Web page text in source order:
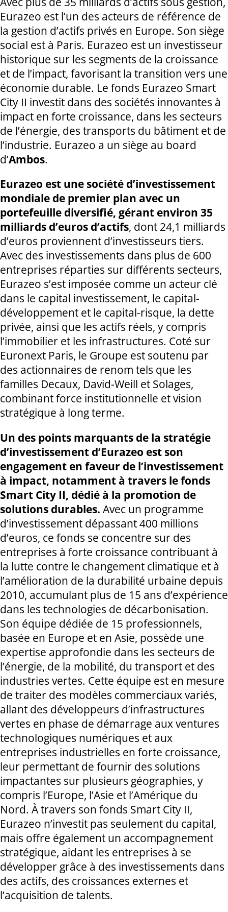
Eurazeo est l’un des acteurs de référence de
la gestion d’actifs privés en Europe. Son siège
social est à Paris. Eurazeo est un investisseur
historique sur les segments de la croissance
et de l’impact, favorisant la transition vers une
économie durable. Le fonds Eurazeo Smart
City II investit dans des sociétés innovantes à
impact en forte croissance, dans les secteurs
de l’énergie, des transports du bâtiment et de
l’industrie. Eurazeo a un siège au board
d’Ambos.
Eurazeo est une société d’investissement
mondiale de premier plan avec un
portefeuille diversifié, gérant environ 35
milliards d’euros d’actifs, dont 24,1 milliards
d’euros proviennent d’investisseurs tiers.
Avec des investissements dans plus de 600
entreprises réparties sur différents secteurs,
Eurazeo s’est imposée comme un acteur clé
dans le capital investissement, le capital-
développement et le capital-risque, la dette
privée, ainsi que les actifs réels, y compris
l’immobilier et les infrastructures. Coté sur
Euronext Paris, le Groupe est soutenu par
des actionnaires de renom tels que les
familles Decaux, David-Weill et Solages,
combinant force institutionnelle et vision
stratégique à long terme.
Un des points marquants de la stratégie
d’investissement d’Eurazeo est son
engagement en faveur de l’investissement
à impact, notamment à travers le fonds
Smart City II, dédié à la promotion de
solutions durables. Avec un programme
d’investissement dépassant 400 millions
d’euros, ce fonds se concentre sur des
entreprises à forte croissance contribuant à
la lutte contre le changement climatique et à
l’amélioration de la durabilité urbaine depuis
2010, accumulant plus de 15 ans d’expérience
dans les technologies de décarbonisation.
Son équipe dédiée de 15 professionnels,
basée en Europe et en Asie, possède une
expertise approfondie dans les secteurs de
l’énergie, de la mobilité, du transport et des
industries vertes. Cette équipe est en mesure
de traiter des modèles commerciaux variés,
allant des développeurs d’infrastructures
vertes en phase de démarrage aux ventures
technologiques numériques et aux
entreprises industrielles en forte croissance,
leur permettant de fournir des solutions
impactantes sur plusieurs géographies, y
compris l’Europe, l’Asie et l’Amérique du
Nord. À travers son fonds Smart City II,
Eurazeo n’investit pas seulement du capital,
mais offre également un accompagnement
stratégique, aidant les entreprises à se
développer grâce à des investissements dans
des actifs, des croissances externes et
l’acquisition de talents.